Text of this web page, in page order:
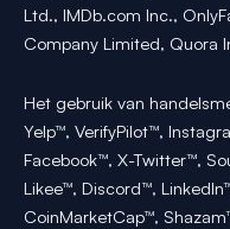
Ltd., IMDb.com Inc.,
Company Limited, Quora
Het gebruik van
Yelp™, VerifyPilot™,
Facebook™, X-Twitter™,
Likee™, Discord™,
CoinMarketCap™,